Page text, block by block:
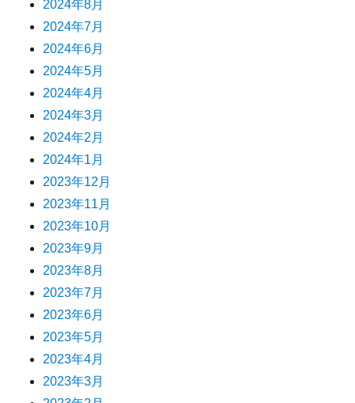
2024年8月
2024年7月
2024年6月
2024年5月
2024年4月
2024年3月
2024年2月
2024年1月
2023年12月
2023年11月
2023年10月
2023年9月
2023年8月
2023年7月
2023年6月
2023年5月
2023年4月
2023年3月